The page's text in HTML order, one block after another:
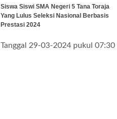
Siswa Siswi SMA Negeri 5 Tana Toraja
Yang Lulus Seleksi Nasional Berbasis
Prestasi 2024
Tanggal 29-03-2024 pukul 07:30